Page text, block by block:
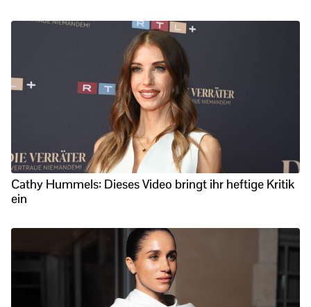
Cathy Hummels: Dieses Video bringt ihr heftige Kritik
ein